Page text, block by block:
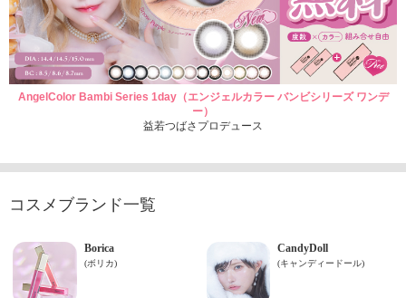
AngelColor Bambi Series 1day（エンジェルカラー バンビシリーズ ワンデ
ー）
益若つばさプロデュース
コスメブランド一覧